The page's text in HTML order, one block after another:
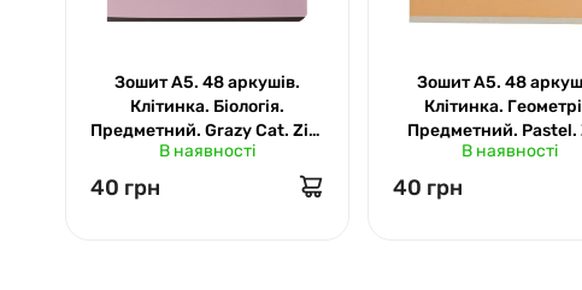
Зошит А5. 48 аркушів.
Клітинка. Біологія.
Предметний. Grazy Cat. Zibi
1703-10
В наявності
40 грн
Зошит А5. 48
Клітинка.
Предметний. Pastel.
1701-11
В наявності
40 грн